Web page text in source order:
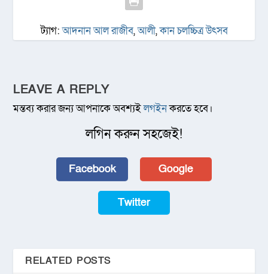
ট্যাগ:আদনান আল রাজীব,আলী,কান চলচ্চিত্র উৎসব
LEAVE A REPLY
মন্তব্য করার জন্য আপনাকে অবশ্যইলগইনকরতে হবে।
লগিন করুন সহজেই!
Facebook Google
Twitter
RELATED POSTS